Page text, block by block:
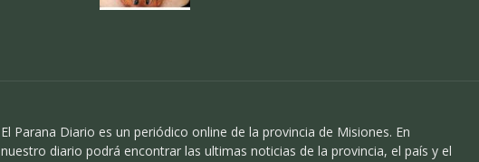
El Parana Diario es un periódico online de la provincia de Misiones. En
nuestro diario podrá encontrar las ultimas noticias de la provincia, el país y el